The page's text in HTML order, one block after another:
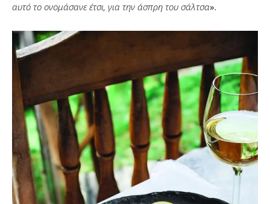
αυτό το ονομάσανε έτσι, για την άσπρη του σάλτσα».